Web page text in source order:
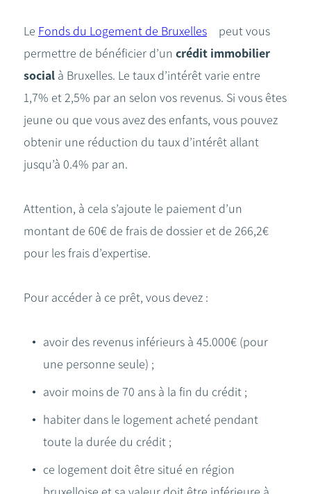
Le Fonds du Logement de Bruxelles
peut vous
permettre de bénéficier d’un crédit immobilier
social à Bruxelles. Le taux d’intérêt varie entre
1,7% et 2,5% par an selon vos revenus. Si vous êtes
jeune ou que vous avez des enfants, vous pouvez
obtenir une réduction du taux d’intérêt allant
jusqu’à 0.4% par an.
Attention, à cela s’ajoute le paiement d’un
montant de 60€ de frais de dossier et de 266,2€
pour les frais d’expertise.
Pour accéder à ce prêt, vous devez :
avoir des revenus inférieurs à 45.000€ (pour
une personne seule) ;
avoir moins de 70 ans à la fin du crédit ;
habiter dans le logement acheté pendant
toute la durée du crédit ;
ce logement doit être situé en région